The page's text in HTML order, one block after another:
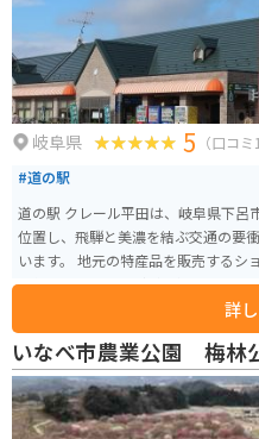
岐阜県 5 （口コミ
#道の駅
道の駅 クレール平田は、岐阜県下呂
位置し、飛騨と美濃を結ぶ交通の要
います。 地元の特産品を販売するショップでは、飛騨牛や新鮮な野菜、地元
で作られたお酒などが人気です。レ
地元産の食材を使った郷土料理を楽しむことが
合、道の駅には広い駐車場が完備さ
充実しており、長距離ツーリングの休憩場
下呂温泉や馬瀬川温泉などの温泉地
また、春には桜、秋には紅葉の名所
を楽しむことができます。
詳
いなべ市農業公園 梅林